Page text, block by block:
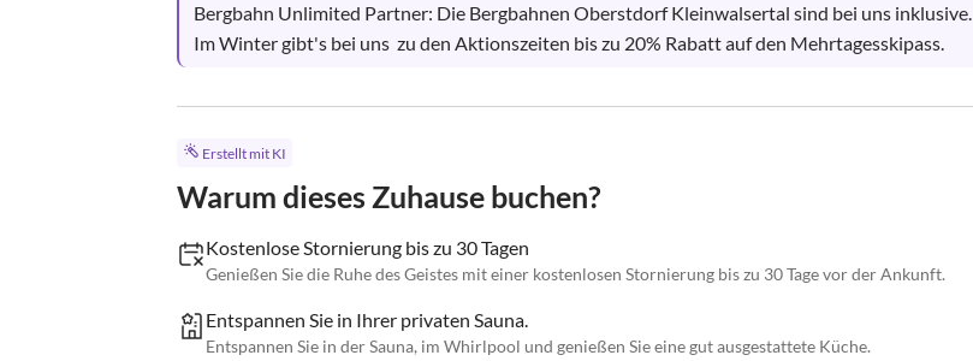
Bergbahn Unlimited Partner: Die Bergbahnen Oberstdorf Kleinwalsertal sind bei uns inklusive.
Im Winter gibt's bei uns  zu den Aktionszeiten bis zu 20% Rabatt auf den Mehrtagesskipass.
Erstellt mit KI
Warum dieses Zuhause buchen?
Kostenlose Stornierung bis zu 30 Tagen
Genießen Sie die Ruhe des Geistes mit einer kostenlosen Stornierung bis zu 30 Tage vor der Ankunft.
Entspannen Sie in Ihrer privaten Sauna.
Entspannen Sie in der Sauna, im Whirlpool und genießen Sie eine gut ausgestattete Küche.